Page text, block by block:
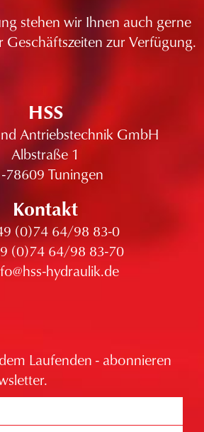
stehen wir Ihnen auch gerne
Geschäftszeiten zur Verfügung.
HSS
Antriebstechnik GmbH
Albstraße 1
78609 Tuningen
Kontakt
(0)74 64/98 83-0
(0)74 64/98 83-70
hydraulik.de
Laufenden - abonnieren